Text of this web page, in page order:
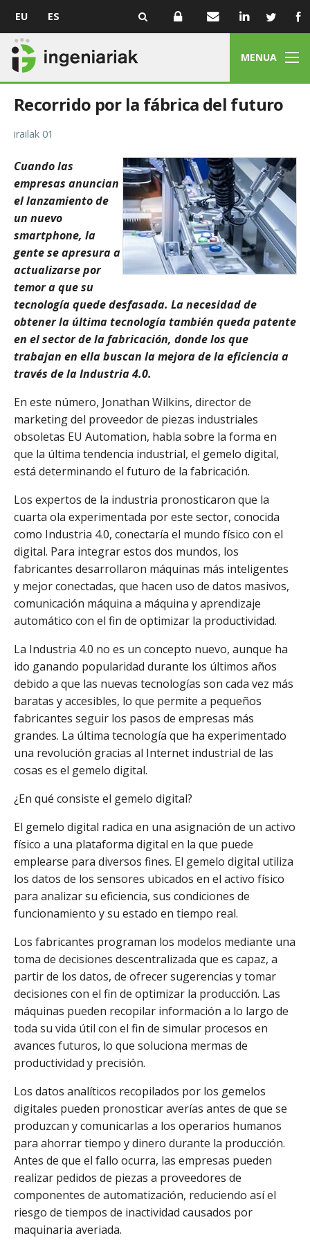
EU ES
MENUA
Recorrido por la fábrica del futuro
irailak 01
Cuando las
empresas anuncian
el lanzamiento de
un nuevo
smartphone, la
gente se apresura a
actualizarse por
temor a que su
tecnología quede desfasada. La necesidad de
obtener la última tecnología también queda patente
en el sector de la fabricación, donde los que
trabajan en ella buscan la mejora de la eficiencia a
través de la Industria 4.0.
En este número, Jonathan Wilkins, director de
marketing del proveedor de piezas industriales
obsoletas EU Automation, habla sobre la forma en
que la última tendencia industrial, el gemelo digital,
está determinando el futuro de la fabricación.
Los expertos de la industria pronosticaron que la
cuarta ola experimentada por este sector, conocida
como Industria 4.0, conectaría el mundo físico con el
digital. Para integrar estos dos mundos, los
fabricantes desarrollaron máquinas más inteligentes
y mejor conectadas, que hacen uso de datos masivos,
comunicación máquina a máquina y aprendizaje
automático con el fin de optimizar la productividad.
La Industria 4.0 no es un concepto nuevo, aunque ha
ido ganando popularidad durante los últimos años
debido a que las nuevas tecnologías son cada vez más
baratas y accesibles, lo que permite a pequeños
fabricantes seguir los pasos de empresas más
grandes. La última tecnología que ha experimentado
una revolución gracias al Internet industrial de las
cosas es el gemelo digital.
¿En qué consiste el gemelo digital?
El gemelo digital radica en una asignación de un activo
físico a una plataforma digital en la que puede
emplearse para diversos fines. El gemelo digital utiliza
los datos de los sensores ubicados en el activo físico
para analizar su eficiencia, sus condiciones de
funcionamiento y su estado en tiempo real.
Los fabricantes programan los modelos mediante una
toma de decisiones descentralizada que es capaz, a
partir de los datos, de ofrecer sugerencias y tomar
decisiones con el fin de optimizar la producción. Las
máquinas pueden recopilar información a lo largo de
toda su vida útil con el fin de simular procesos en
avances futuros, lo que soluciona mermas de
productividad y precisión.
Los datos analíticos recopilados por los gemelos
digitales pueden pronosticar averías antes de que se
produzcan y comunicarlas a los operarios humanos
para ahorrar tiempo y dinero durante la producción.
Antes de que el fallo ocurra, las empresas pueden
realizar pedidos de piezas a proveedores de
componentes de automatización, reduciendo así el
riesgo de tiempos de inactividad causados por
maquinaria averiada.